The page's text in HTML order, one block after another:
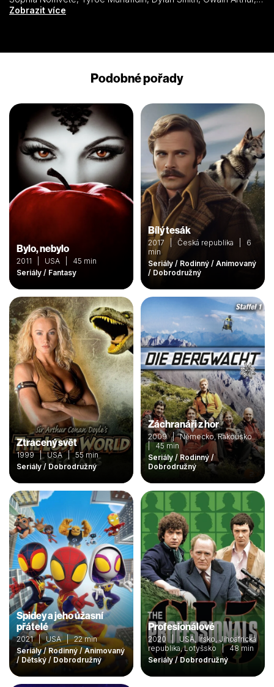
Zobrazit více
Podobné pořady
Bylo, nebylo
2011 | USA | 45 min
Seriály / Fantasy
Bílý tesák
2017 | Česká republika | 6
min
Seriály / Rodinný / Animovaný
/ Dobrodružný
Ztracený svět
1999 | USA | 55 min
Seriály / Dobrodružný
Záchranáři z hor
2009 | Německo, Rakousko
| 45 min
Seriály / Rodinný /
Dobrodružný
Spidey a jeho úžasní
přátelé
2021 | USA | 22 min
Seriály / Rodinný / Animovaný
/ Dětský / Dobrodružný
Profesionálové
2020 | USA, Irsko, Jihoafrická
republika, Lotyšsko | 48 min
Seriály / Dobrodružný